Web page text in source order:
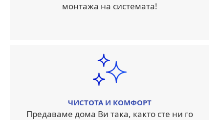
монтажа на системата!
ЧИСТОТА И КОМФОРТ
Предаваме дома Ви така, както сте ни го